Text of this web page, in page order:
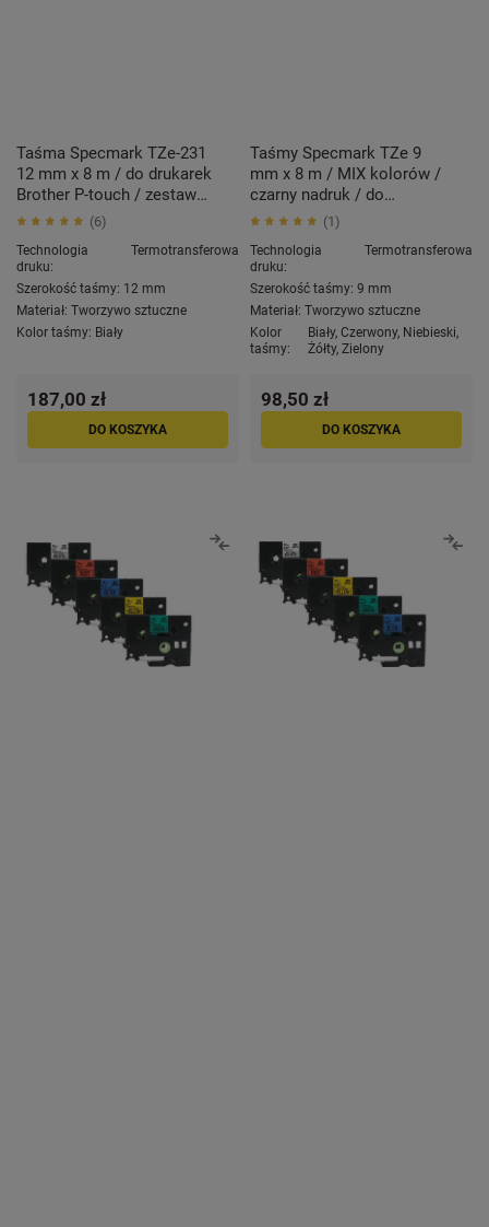
Taśma Specmark TZe-231
12 mm x 8 m / do drukarek
Brother P-touch / zestaw
10 szt.
6
Technologia
druku:
Termotransferowa
Szerokość taśmy: 12 mm
Materiał: Tworzywo sztuczne
Kolor taśmy: Biały
187,00 zł
DO KOSZYKA
Taśmy Specmark TZe 9
mm x 8 m / MIX kolorów /
czarny nadruk / do
drukarek Brother P-touch /
zestaw 5 szt.
1
Technologia
druku:
Termotransferowa
Szerokość taśmy: 9 mm
Materiał: Tworzywo sztuczne
Kolor
taśmy:
Biały, Czerwony, Niebieski,
Żółty, Zielony
98,50 zł
DO KOSZYKA